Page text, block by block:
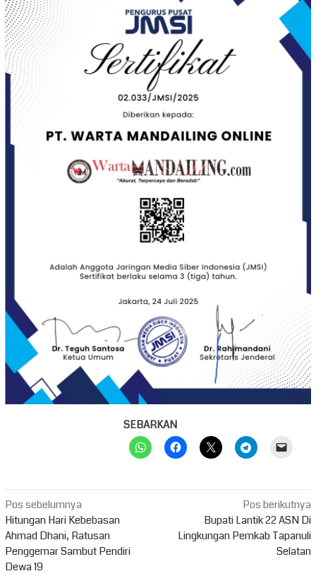
SEBARKAN
Navigasi
pos
Pos sebelumnya
Hitungan Hari Kebebasan
Ahmad Dhani, Ratusan
Penggemar Sambut Pendiri
Dewa 19
Pos berikutnya
Bupati Lantik 22 ASN Di
Lingkungan Pemkab Tapanuli
Selatan